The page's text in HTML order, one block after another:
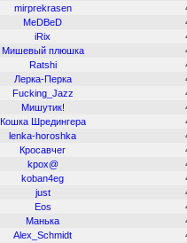
mirprekrasen
MeDBeD
iRix
Мишевый плюшка
Ratshi
Лерка-Перка
Fucking_Jazz
Мишутик!
Кошка Шредингера
lenka-horoshka
Кросавчег
kpox@
koban4eg
just
Eos
Манька
Alex_Schmidt